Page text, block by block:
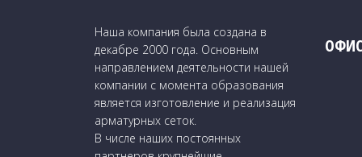
Наша компания была создана в
декабре 2000 года. Основным
направлением деятельности нашей
компании с момента образования
является изготовление и реализация
арматурных сеток.
В числе наших постоянных
ОФИС